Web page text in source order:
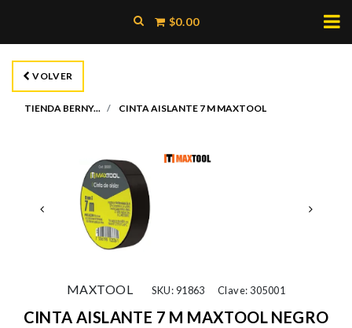
$0.00
VOLVER
TIENDA BERNY... CINTA AISLANTE 7 M MAXTOOL
MAXTOOL SKU: 91863 Clave: 305001
CINTA AISLANTE 7 M MAXTOOL NEGRO